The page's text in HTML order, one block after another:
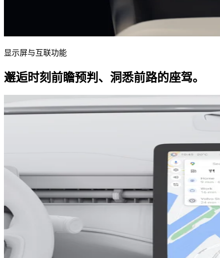
显示屏与互联功能
邂逅时刻前瞻预判、洞悉前路的座驾。